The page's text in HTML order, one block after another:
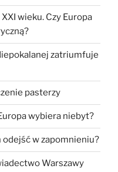
wieku. Czy Europa
zatriumfuje
pasterzy
wybiera niebyt?
odejść w zapomnieniu?
Warszawy